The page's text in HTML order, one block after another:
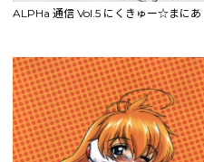
ALPHa 通信 Vol.5 にくきゅー☆まにあ